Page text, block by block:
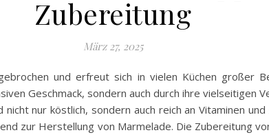
Zubereitung
März 27, 2025
und erfreut sich in vielen Küchen großer
Geschmack, sondern auch durch ihre vielseitigen
nicht nur köstlich, sondern auch reich an Vitaminen
zur Herstellung von Marmelade. Die Zubereitung